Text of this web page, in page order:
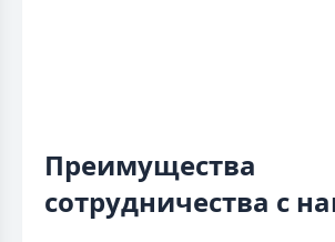
Преимущества
сотрудничества с